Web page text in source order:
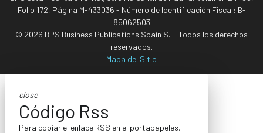
Folio 172, Página M-433036 - Número de Identificación Fiscal: B-
85062503
© 2026 BPS Business Publications Spain S.L. Todos los derechos
reservados.
Mapa del Sitio
close
Código Rss
Para copiar el enlace RSS en el portapapeles,